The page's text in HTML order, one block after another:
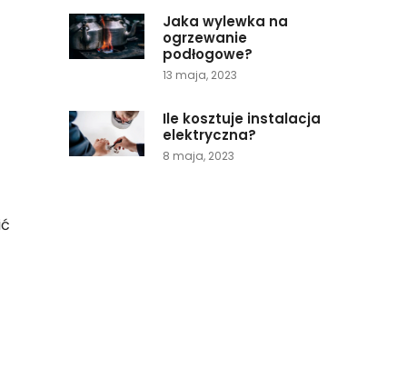
Jaka wylewka na
ogrzewanie
podłogowe?
13 maja, 2023
Ile kosztuje instalacja
elektryczna?
8 maja, 2023